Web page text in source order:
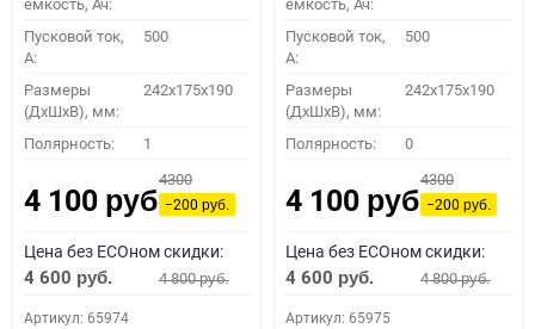
Пусковой ток,
A:
500
Размеры
(ДхШхВ), мм:
242x175x190
Полярность: 1
4 100 руб.
4300
−200руб.
Цена без ECOном скидки:
4 600 руб. 4 800руб.
Артикул: 65974
Пусковой ток,
A:
500
Размеры
(ДхШхВ), мм:
242x175x190
Полярность: 0
4 100 руб.
4300
−200руб.
Цена без ECOном скидки:
4 600 руб. 4 800руб.
Артикул: 65975